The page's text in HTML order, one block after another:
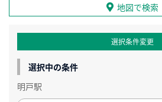
地図で検索
選択条件変更
選択中の条件
明戸駅